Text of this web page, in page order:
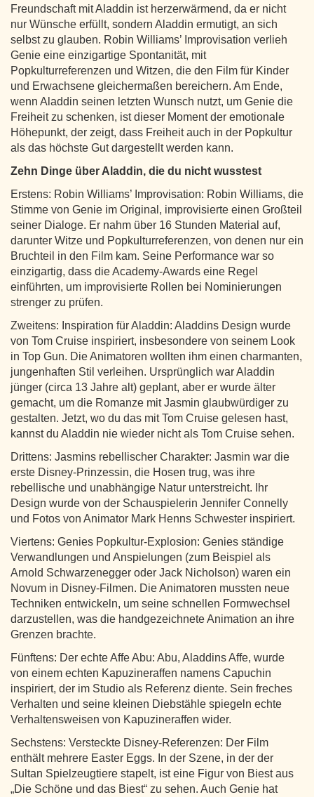
Freundschaft mit Aladdin ist herzerwärmend, da er nicht
nur Wünsche erfüllt, sondern Aladdin ermutigt, an sich
selbst zu glauben. Robin Williams’ Improvisation verlieh
Genie eine einzigartige Spontanität, mit
Popkulturreferenzen und Witzen, die den Film für Kinder
und Erwachsene gleichermaßen bereichern. Am Ende,
wenn Aladdin seinen letzten Wunsch nutzt, um Genie die
Freiheit zu schenken, ist dieser Moment der emotionale
Höhepunkt, der zeigt, dass Freiheit auch in der Popkultur
als das höchste Gut dargestellt werden kann.
Zehn Dinge über Aladdin, die du nicht wusstest
Erstens: Robin Williams’ Improvisation: Robin Williams, die
Stimme von Genie im Original, improvisierte einen Großteil
seiner Dialoge. Er nahm über 16 Stunden Material auf,
darunter Witze und Popkulturreferenzen, von denen nur ein
Bruchteil in den Film kam. Seine Performance war so
einzigartig, dass die Academy-Awards eine Regel
einführten, um improvisierte Rollen bei Nominierungen
strenger zu prüfen.
Zweitens: Inspiration für Aladdin: Aladdins Design wurde
von Tom Cruise inspiriert, insbesondere von seinem Look
in Top Gun. Die Animatoren wollten ihm einen charmanten,
jungenhaften Stil verleihen. Ursprünglich war Aladdin
jünger (circa 13 Jahre alt) geplant, aber er wurde älter
gemacht, um die Romanze mit Jasmin glaubwürdiger zu
gestalten. Jetzt, wo du das mit Tom Cruise gelesen hast,
kannst du Aladdin nie wieder nicht als Tom Cruise sehen.
Drittens: Jasmins rebellischer Charakter: Jasmin war die
erste Disney-Prinzessin, die Hosen trug, was ihre
rebellische und unabhängige Natur unterstreicht. Ihr
Design wurde von der Schauspielerin Jennifer Connelly
und Fotos von Animator Mark Henns Schwester inspiriert.
Viertens: Genies Popkultur-Explosion: Genies ständige
Verwandlungen und Anspielungen (zum Beispiel als
Arnold Schwarzenegger oder Jack Nicholson) waren ein
Novum in Disney-Filmen. Die Animatoren mussten neue
Techniken entwickeln, um seine schnellen Formwechsel
darzustellen, was die handgezeichnete Animation an ihre
Grenzen brachte.
Fünftens: Der echte Affe Abu: Abu, Aladdins Affe, wurde
von einem echten Kapuzineraffen namens Capuchin
inspiriert, der im Studio als Referenz diente. Sein freches
Verhalten und seine kleinen Diebstähle spiegeln echte
Verhaltensweisen von Kapuzineraffen wider.
Sechstens: Versteckte Disney-Referenzen: Der Film
enthält mehrere Easter Eggs. In der Szene, in der der
Sultan Spielzeugtiere stapelt, ist eine Figur von Biest aus
„Die Schöne und das Biest“ zu sehen. Auch Genie hat